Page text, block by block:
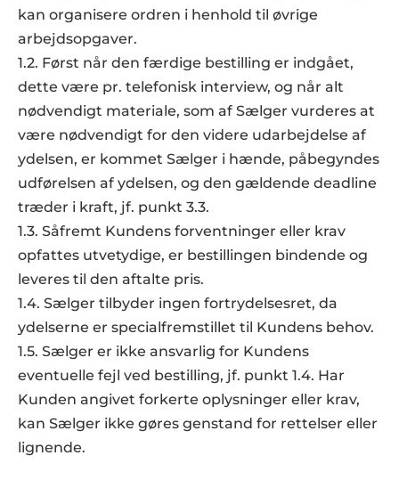
kan organisere ordren i henhold til øvrige
arbejdsopgaver.
1.2. Først når den færdige bestilling er indgået,
dette være pr. telefonisk interview, og når alt
nødvendigt materiale, som af Sælger vurderes at
være nødvendigt for den videre udarbejdelse af
ydelsen, er kommet Sælger i hænde, påbegyndes
udførelsen af ydelsen, og den gældende deadline
træder i kraft, jf. punkt 3.3.
1.3. Såfremt Kundens forventninger eller krav
opfattes utvetydige, er bestillingen bindende og
leveres til den aftalte pris.
1.4. Sælger tilbyder ingen fortrydelsesret, da
ydelserne er specialfremstillet til Kundens behov.
1.5. Sælger er ikke ansvarlig for Kundens
eventuelle fejl ved bestilling, jf. punkt 1.4. Har
Kunden angivet forkerte oplysninger eller krav,
kan Sælger ikke gøres genstand for rettelser eller
lignende.
2.0 Priser
2.1. Følgende standardpriser er gældende ved
individuel tekstbestilling (ydelsen):
Oprettelsesgebyr: 305 kr.
Tekstforfattertakst pr. påbegyndt time: 713 kr.
Alle priser er eksklusive moms.  Al øvrig
procedure vedrørende betaling m.m. følger
Zignas generelle handelsbetingelser.